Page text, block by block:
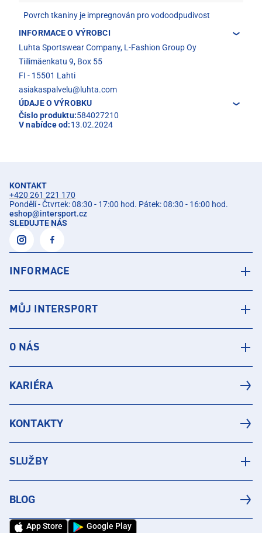
Povrch tkaniny je impregnován pro vodoodpudivost
INFORMACE O VÝROBCI
Luhta Sportswear Company, L-Fashion Group Oy
Tiilimäenkatu 9, Box 55
FI - 15501 Lahti
asiakaspalvelu@luhta.com
ÚDAJE O VÝROBKU
Číslo produktu:584027210
V nabídce od:13.02.2024
KONTAKT
+420 261 221 170
Pondělí - Čtvrtek: 08:30 - 17:00 hod. Pátek: 08:30 - 16:00 hod.
eshop@intersport.cz
SLEDUJTE NÁS
INFORMACE
MŮJ INTERSPORT
O NÁS
KARIÉRA
KONTAKTY
SLUŽBY
BLOG
App Store Google Play